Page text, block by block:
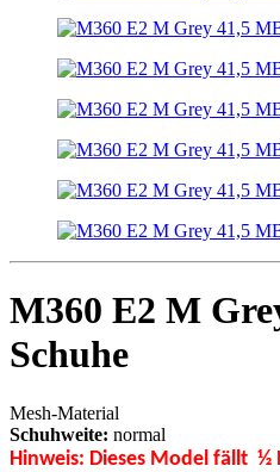
M360 E2 M
Schuhe
Mesh-Material
Schuhweite: normal
Hinweis: Dieses Model fällt ½